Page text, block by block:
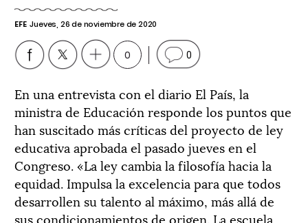
EFE Jueves, 26 de noviembre de 2020
0 0
En una entrevista con el diario El País, la
ministra de Educación responde los puntos que
han suscitado más críticas del proyecto de ley
educativa aprobada el pasado jueves en el
Congreso. «La ley cambia la filosofía hacia la
equidad. Impulsa la excelencia para que todos
desarrollen su talento al máximo, más allá de
sus condicionamientos de origen. La escuela